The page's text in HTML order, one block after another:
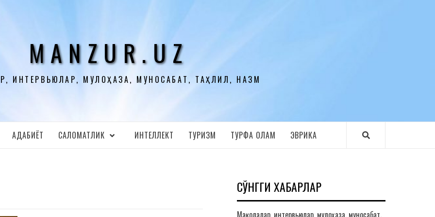
MANZUR.UZ
ИНТЕРВЬЮЛАР, МУЛОҲАЗА, МУНОСАБАТ, ТАҲЛИЛ, НАЗМ
АДАБИЁТ CАЛОМАТЛИК ИНТЕЛЛЕКТ ТУРИЗМ ТУРФА ОЛАМ ЭВРИКА
СЎНГГИ ХАБАРЛАР
Мақолалар, интервьюлар, мулоҳаза, муносабат,